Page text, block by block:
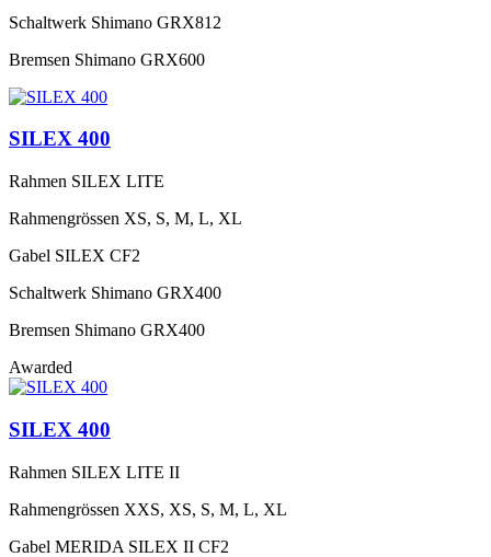
Schaltwerk Shimano GRX812
Bremsen Shimano GRX600
SILEX 400
Rahmen SILEX LITE
Rahmengrössen XS, S, M, L, XL
Gabel SILEX CF2
Schaltwerk Shimano GRX400
Bremsen Shimano GRX400
Awarded
SILEX 400
Rahmen SILEX LITE II
Rahmengrössen XXS, XS, S, M, L, XL
Gabel MERIDA SILEX II CF2